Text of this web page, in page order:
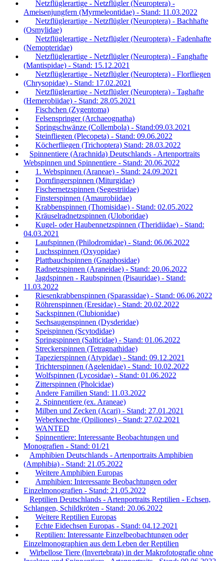
Netzflüglerartige - Netzflügler (Neuroptera) -
Ameisenjungfern (Myrmeleontidae) - Stand: 11.03.2022
Netzflüglerartige - Netzflügler (Neuroptera) - Bachhafte
(Osmylidae)
Netzflüglerartige - Netzflügler (Neuroptera) - Fadenhafte
(Nemopteridae)
Netzflüglerartige - Netzflügler (Neuroptera) - Fanghafte
(Mantispidae) - Stand: 15.12.2021
Netzflüglerartige - Netzflügler (Neuroptera) - Florfliegen
(Chrysopidae) - Stand: 17.02.2021
Netzflüglerartige - Netzflügler (Neuroptera) - Taghafte
(Hemerobiidae) - Stand: 28.05.2021
Fischchen (Zygentoma)
Felsenspringer (Archaeognatha)
Springschwänze (Collembola) - Stand:09.03.2021
Steinfliegen (Plecopeta) - Stand: 09.06.2022
Köcherfliegen (Trichoptera) Stand: 28.03.2022
Spinnentiere (Arachnida) Deutschlands - Artenportraits
Webspinnen und Spinnentiere - Stand: 20.06.2022
1. Webspinnen (Araneae) - Stand: 24.09.2021
Dornfingerspinnen (Miturgidae)
Fischernetzspinnen (Segestriidae)
Finsterspinnen (Amaurobiidae)
Krabbenspinnen (Thomisidae) - Stand: 02.05.2022
Kräuselradnetzspinnen (Uloboridae)
Kugel- oder Haubennetzspinnen (Theridiidae) - Stand:
04.03.2021
Laufspinnen (Philodromidae) - Stand: 06.06.2022
Luchsspinnen (Oxyopidae)
Plattbauchspinnen (Gnaphosidae)
Radnetzspinnen (Araneidae) - Stand: 20.06.2022
Jagdspinnen - Raubspinnen (Pisauridae) - Stand:
11.03.2022
Riesenkrabbenspinnen (Sparassidae) - Stand: 06.06.2022
Röhrenspinnen (Eresidae) - Stand: 20.02.2022
Sackspinnen (Clubionidae)
Sechsaugenspinnen (Dysderidae)
Speispinnen (Scytodidae)
Springspinnen (Salticidae) - Stand: 01.06.2022
Streckerspinnen (Tetragnathidae)
Tapezierspinnen (Atypidae) - Stand: 09.12.2021
Trichterspinnen (Agelenidae) - Stand: 10.02.2022
Wolfspinnen (Lycosidae) - Stand: 01.06.2022
Zitterspinnen (Pholcidae)
Andere Familien Stand: 11.03.2022
2. Spinnentiere (ex. Araneae)
Milben und Zecken (Acari) - Stand: 27.01.2021
Weberknechte (Opiliones) - Stand: 27.02.2021
WANTED
Spinnentiere: Interessante Beobachtungen und
Monografien - Stand: 01/21
Amphibien Deutschlands - Artenportraits Amphibien
(Amphibia) - Stand: 21.05.2022
Weitere Amphibien Europas
Amphibien: Interessante Beobachtungen oder
Einzelmonografien - Stand: 21.05.2022
Reptilien Deutschlands - Artenportraits Reptilien - Echsen,
Schlangen, Schildkröten - Stand: 20.06.2022
Weitere Reptilien Europas
Echte Eidechsen Europas - Stand: 04.12.2021
Reptilien: Interessante Einzelbeobachtungen oder
Einzelmonographien aus dem Leben der Reptilien
Wirbellose Tiere (Invertebrata) in der Makrofotografie ohne